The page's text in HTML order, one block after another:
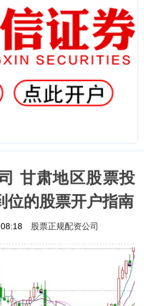
甘肃地区股票投
位的股票开户指南
股票正规配资公司